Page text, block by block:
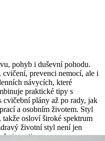
pohyb i duševní pohodu.
prevenci nemocí, ale i
návycích, které
praktické tipy s
cvičební plány až po rady, jak
a osobním životem. Styl
osloví široké spektrum
životní styl není jen